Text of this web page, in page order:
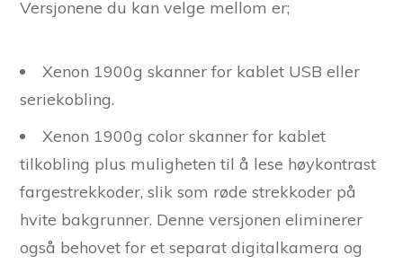
Versjonene du kan velge mellom er;
Xenon 1900g skanner for kablet USB eller
seriekobling.
Xenon 1900g color skanner for kablet
tilkobling plus muligheten til å lese høykontrast
fargestrekkoder, slik som røde strekkoder på
hvite bakgrunner. Denne versjonen eliminerer
også behovet for et separat digitalkamera og